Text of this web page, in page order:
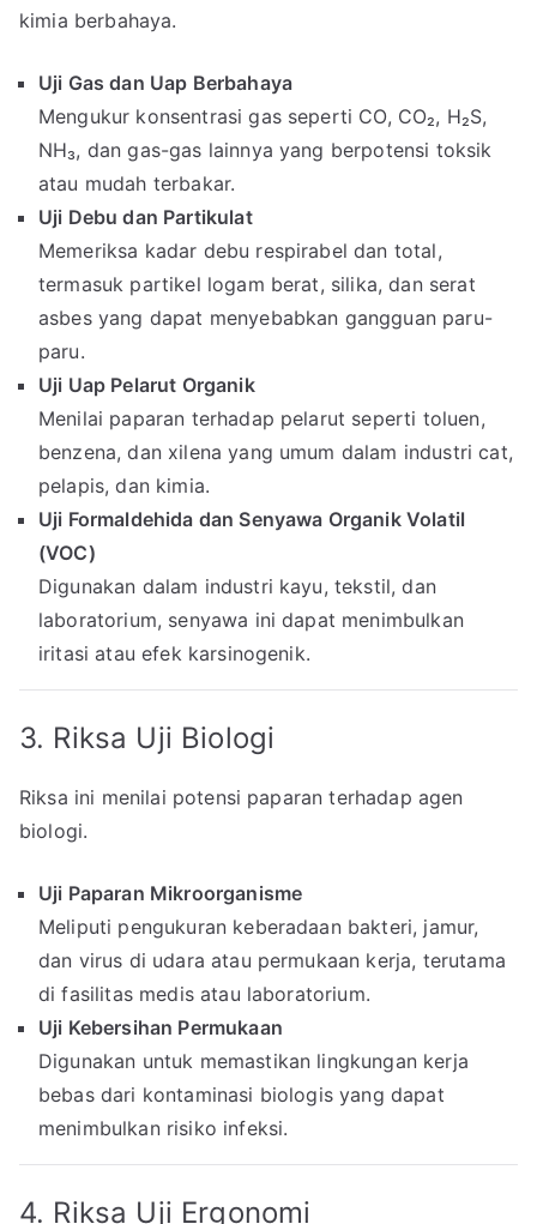
kimia berbahaya.
Uji Gas dan Uap Berbahaya
Mengukur konsentrasi gas seperti CO, CO₂, H₂S,
NH₃, dan gas-gas lainnya yang berpotensi toksik
atau mudah terbakar.
Uji Debu dan Partikulat
Memeriksa kadar debu respirabel dan total,
termasuk partikel logam berat, silika, dan serat
asbes yang dapat menyebabkan gangguan paru-
paru.
Uji Uap Pelarut Organik
Menilai paparan terhadap pelarut seperti toluen,
benzena, dan xilena yang umum dalam industri cat,
pelapis, dan kimia.
Uji Formaldehida dan Senyawa Organik Volatil
(VOC)
Digunakan dalam industri kayu, tekstil, dan
laboratorium, senyawa ini dapat menimbulkan
iritasi atau efek karsinogenik.
3. Riksa Uji Biologi
Riksa ini menilai potensi paparan terhadap agen
biologi.
Uji Paparan Mikroorganisme
Meliputi pengukuran keberadaan bakteri, jamur,
dan virus di udara atau permukaan kerja, terutama
di fasilitas medis atau laboratorium.
Uji Kebersihan Permukaan
Digunakan untuk memastikan lingkungan kerja
bebas dari kontaminasi biologis yang dapat
menimbulkan risiko infeksi.
4. Riksa Uji Ergonomi